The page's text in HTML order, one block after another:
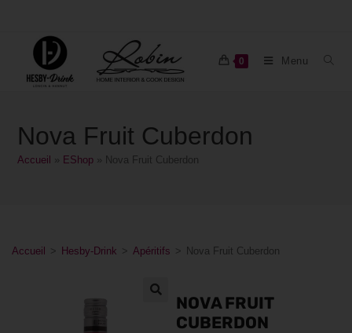
0 Menu
Nova Fruit Cuberdon
Accueil EShop Nova Fruit Cuberdon
Accueil > Hesby-Drink > Apéritifs > Nova Fruit Cuberdon
NOVA FRUIT
CUBERDON